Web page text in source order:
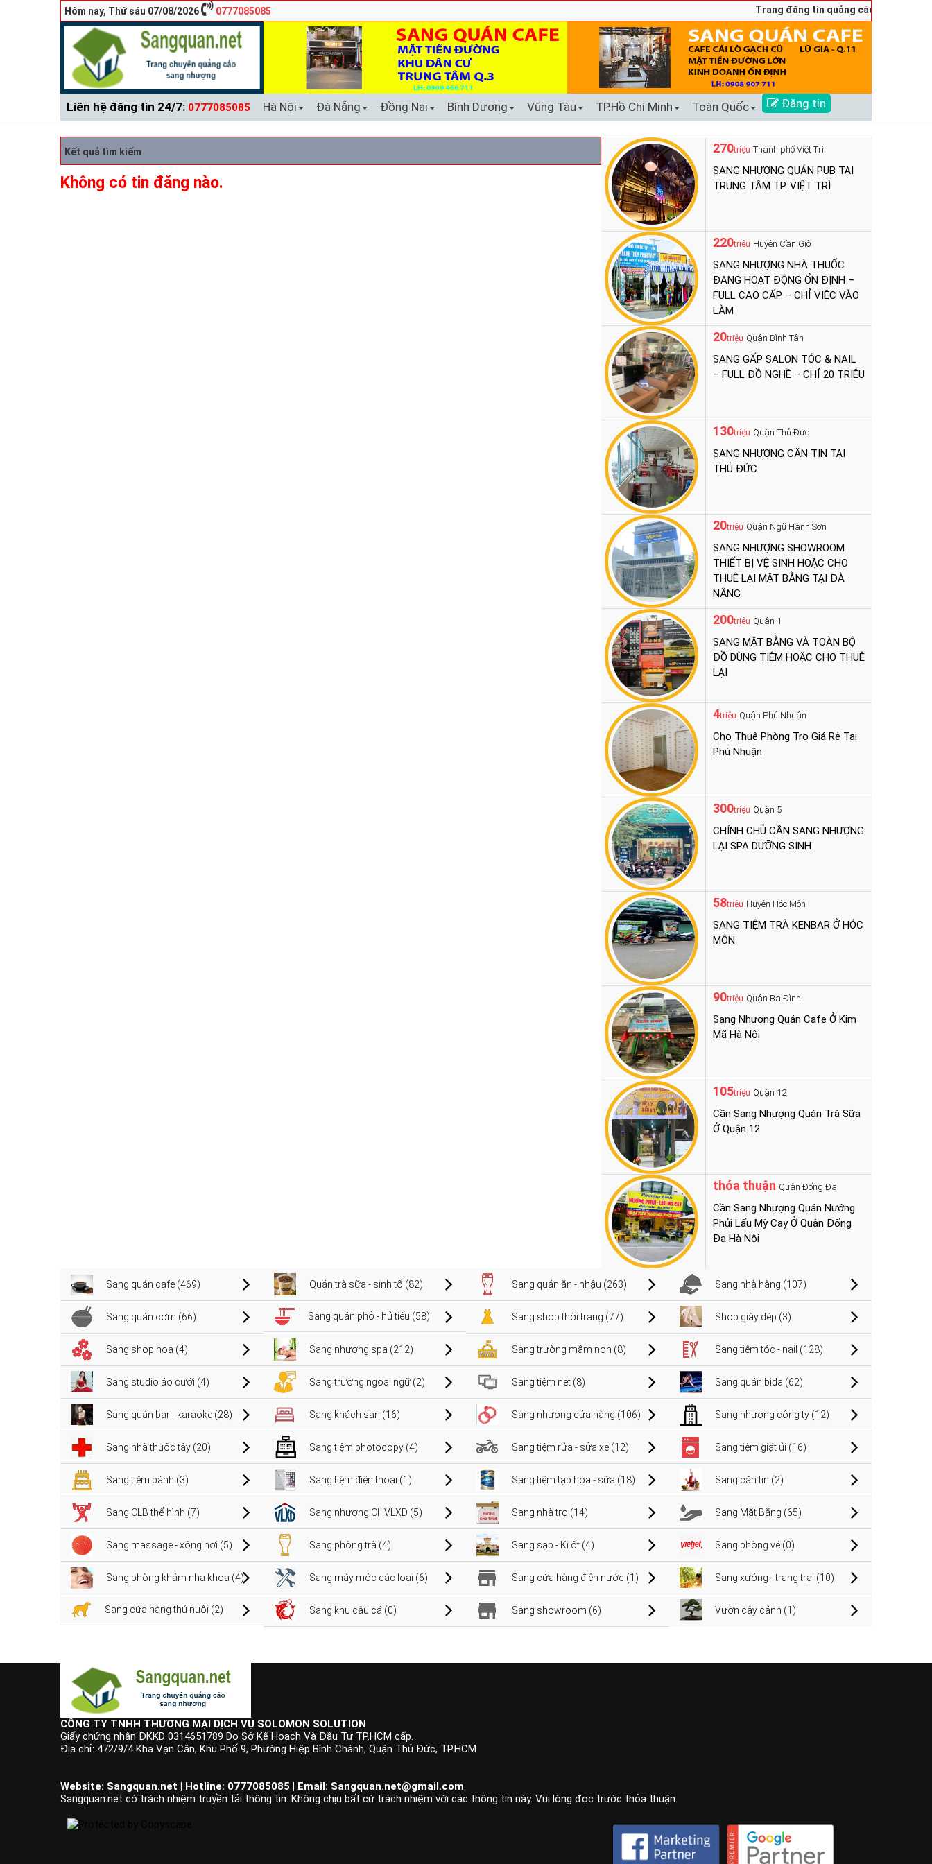
Hôm nay, Thứ sáu 07/08/2026 0777085085 Trang đăng tin quảng cáo sang nhượng
Liên hệ đăng tin 24/7: 0777085085 Hà Nội Đà Nẵng Đồng Nai Bình Dương Vũng Tàu TP.Hồ Chí Minh Toàn Quốc Đăng tin
Kết quả tìm kiếm
Không có tin đăng nào.
270triệu Thành phố Việt Trì
SANG NHƯỢNG QUÁN PUB TẠI
TRUNG TÂM TP. VIỆT TRÌ
220triệu Huyện Cần Giờ
SANG NHƯỢNG NHÀ THUỐC
ĐANG HOẠT ĐỘNG ỔN ĐỊNH –
FULL CAO CẤP – CHỈ VIỆC VÀO
LÀM
20triệu Quận Bình Tân
SANG GẤP SALON TÓC & NAIL
– FULL ĐỒ NGHỀ – CHỈ 20 TRIỆU
130triệu Quận Thủ Đức
SANG NHƯỢNG CĂN TIN TẠI
THỦ ĐỨC
20triệu Quận Ngũ Hành Sơn
SANG NHƯỢNG SHOWROOM
THIẾT BỊ VỆ SINH HOẶC CHO
THUÊ LẠI MẶT BẰNG TẠI ĐÀ
NẴNG
200triệu Quận 1
SANG MẶT BẰNG VÀ TOÀN BỘ
ĐỒ DÙNG TIỆM HOẶC CHO THUÊ
LẠI
4triệu Quận Phú Nhuận
Cho Thuê Phòng Trọ Giá Rẻ Tại
Phú Nhuận
300triệu Quận 5
CHÍNH CHỦ CẦN SANG NHƯỢNG
LẠI SPA DƯỠNG SINH
58triệu Huyện Hóc Môn
SANG TIỆM TRÀ KENBAR Ở HÓC
MÔN
90triệu Quận Ba Đình
Sang Nhượng Quán Cafe Ở Kim
Mã Hà Nội
105triệu Quận 12
Cần Sang Nhượng Quán Trà Sữa
Ở Quận 12
thỏa thuận Quận Đống Đa
Cần Sang Nhượng Quán Nướng
Phủi Lẩu Mỳ Cay Ở Quận Đống
Đa Hà Nội
Sang quán cafe (469) Quán trà sữa - sinh tố (82) Sang quán ăn - nhậu (263) Sang nhà hàng (107)
Sang quán cơm (66) Sang quán phở - hủ tiếu (58) Sang shop thời trang (77) Shop giày dép (3)
Sang shop hoa (4) Sang nhượng spa (212) Sang trường mầm non (8) Sang tiệm tóc - nail (128)
Sang studio áo cưới (4) Sang trường ngoại ngữ (2) Sang tiệm net (8) Sang quán bida (62)
Sang quán bar - karaoke (28) Sang khách sạn (16) Sang nhượng cửa hàng (106) Sang nhượng công ty (12)
Sang nhà thuốc tây (20) Sang tiệm photocopy (4) Sang tiệm rửa - sửa xe (12) Sang tiệm giặt ủi (16)
Sang tiệm bánh (3) Sang tiệm điện thoại (1) Sang tiệm tạp hóa - sữa (18) Sang căn tin (2)
Sang CLB thể hình (7) Sang nhượng CHVLXD (5) Sang nhà trọ (14) Sang Mặt Bằng (65)
Sang massage - xông hơi (5) Sang phòng trà (4) Sang sạp - Ki ốt (4) Sang phòng vé (0)
Sang phòng khám nha khoa (4) Sang máy móc các loại (6) Sang cửa hàng điện nước (1) Sang xưởng - trang trại (10)
Sang cửa hàng thú nuôi (2) Sang khu câu cá (0) Sang showroom (6) Vườn cây cảnh (1)
CÔNG TY TNHH THƯƠNG MẠI DỊCH VỤ SOLOMON SOLUTION
Giấy chứng nhận ĐKKD 0314651789 Do Sở Kế Hoạch Và Đầu Tư TP.HCM cấp.
Địa chỉ: 472/9/4 Kha Vạn Cân, Khu Phố 9, Phường Hiệp Bình Chánh, Quận Thủ Đức, TP.HCM
Website: Sangquan.net | Hotline: 0777085085 | Email: Sangquan.net@gmail.com
Sangquan.net có trách nhiệm truyền tải thông tin. Không chịu bất cứ trách nhiệm với các thông tin này. Vui lòng đọc trước thỏa thuận.